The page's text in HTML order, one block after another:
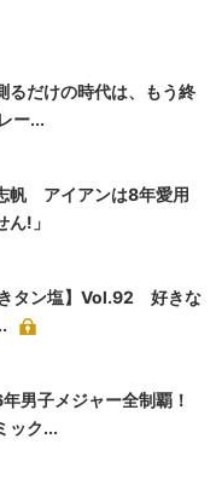
るだけの時代は、もう終
ー...
帆 アイアンは8年愛用
ん!」
きタン塩】Vol.92 好きな
男子メジャー全制覇！
ック...